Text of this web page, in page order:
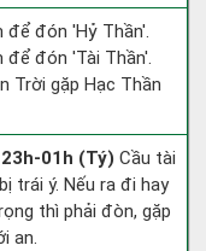
để đón 'Hỷ Thần'.
để đón 'Tài Thần'.
Trời gặp Hạc Thần
01h (Tý) Cầu tài
trái ý. Nếu ra đi hay
thì phải đòn, gặp
an.